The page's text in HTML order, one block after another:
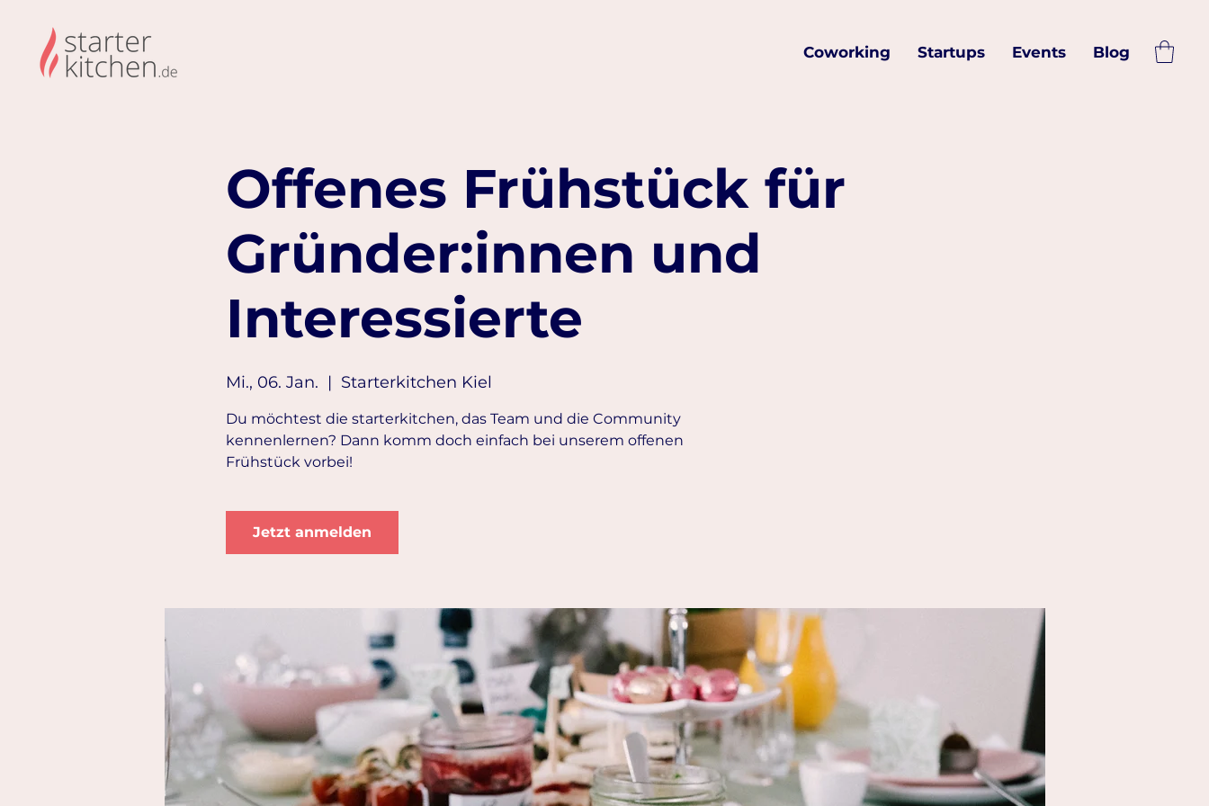
Coworking Startups Events Blog
Offenes Frühstück für
Gründer:innen und
Interessierte
Mi., 06. Jan.
  |
Starterkitchen Kiel
Du möchtest die starterkitchen, das Team und die Community
kennenlernen? Dann komm doch einfach bei unserem offenen
Frühstück vorbei!
Jetzt anmelden